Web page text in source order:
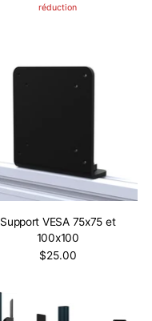
réduction
Support VESA 75x75 et
100x100
$25.00